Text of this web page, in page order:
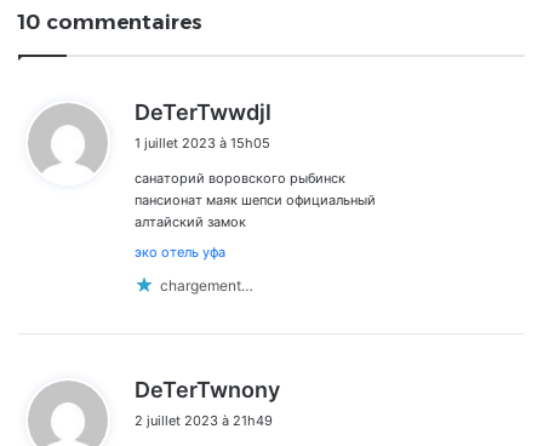
10 commentaires
DeTerTwwdjl
:
1 juillet 2023 à 15h05
санаторий воровского рыбинск
пансионат маяк шепси официальный
алтайский замок
эко отель уфа
chargement…
DeTerTwnony
2 juillet 2023 à 21h49